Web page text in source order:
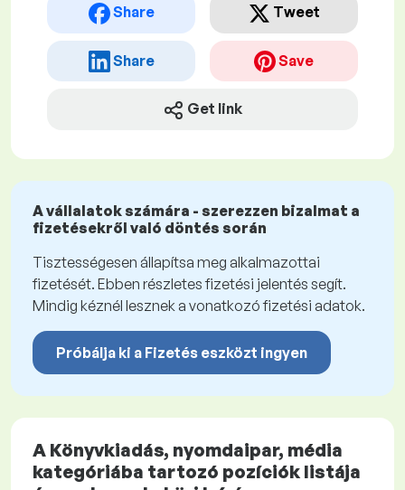
Share Tweet
Share Save
Get link
A vállalatok számára - szerezzen bizalmat a
fizetésekről való döntés során
Tisztességesen állapítsa meg alkalmazottai
fizetését. Ebben részletes fizetési jelentés segít.
Mindig kéznél lesznek a vonatkozó fizetési adatok.
Próbálja ki a Fizetés eszközt ingyen
A Könyvkiadás, nyomdaipar, média
kategóriába tartozó pozíciók listája